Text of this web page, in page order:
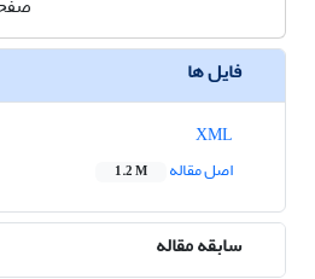
فایل ها
اصل مقاله
1.2 M
سابقه مقاله